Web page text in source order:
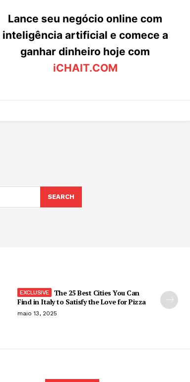
Lance seu negócio online com
inteligência artificial e comece a
ganhar dinheiro hoje com
iCHAIT.COM
SEARCH
The 25 Best Cities You Can
Find in Italy to Satisfy the Love for Pizza
maio 13, 2025